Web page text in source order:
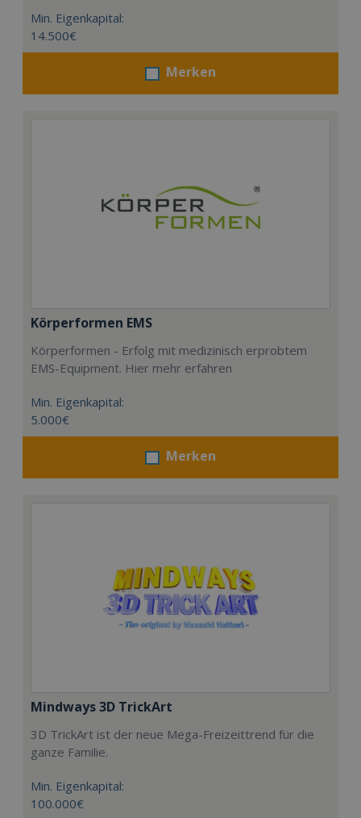
Min. Eigenkapital:
14.500€
Merken
Körperformen EMS
Körperformen - Erfolg mit medizinisch erprobtem
EMS-Equipment. Hier mehr erfahren
Min. Eigenkapital:
5.000€
Merken
Mindways 3D TrickArt
3D TrickArt ist der neue Mega-Freizeittrend für die
ganze Familie.
Min. Eigenkapital:
100.000€